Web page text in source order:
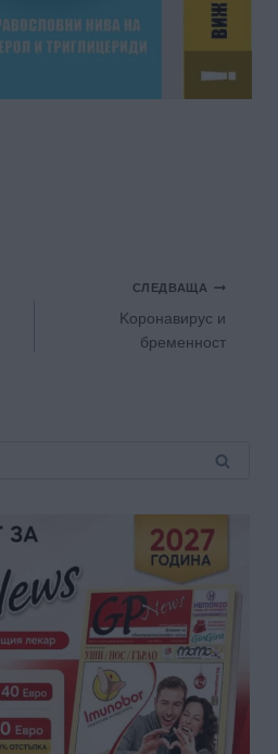
СЛЕДВАЩА
Koронавирус и
бременност